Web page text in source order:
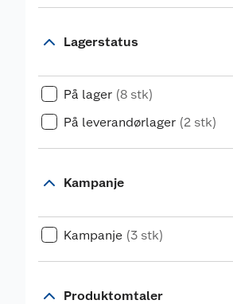
Lagerstatus
På lager (8 stk)
På leverandørlager (2 stk)
Kampanje
Kampanje (3 stk)
Produktomtaler